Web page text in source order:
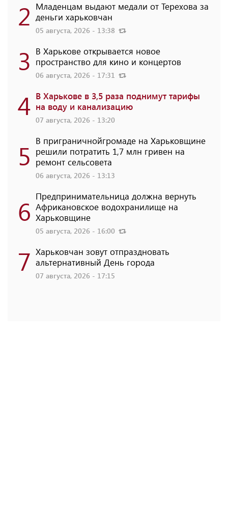
2 Младенцам выдают медали от Терехова за
деньги харьковчан
05 августа, 2026 - 13:38
3 В Харькове открывается новое
пространство для кино и концертов
06 августа, 2026 - 17:31
4 В Харькове в 3,5 раза поднимут тарифы
на воду и канализацию
07 августа, 2026 - 13:20
5 В приграничнойгромаде на Харьковщине
решили потратить 1,7 млн ​​гривен на
ремонт сельсовета
06 августа, 2026 - 13:13
6 Предпринимательница должна вернуть
Африкановское водохранилище на
Харьковщине
05 августа, 2026 - 16:00
7 Харьковчан зовут отпраздновать
альтернативный День города
07 августа, 2026 - 17:15